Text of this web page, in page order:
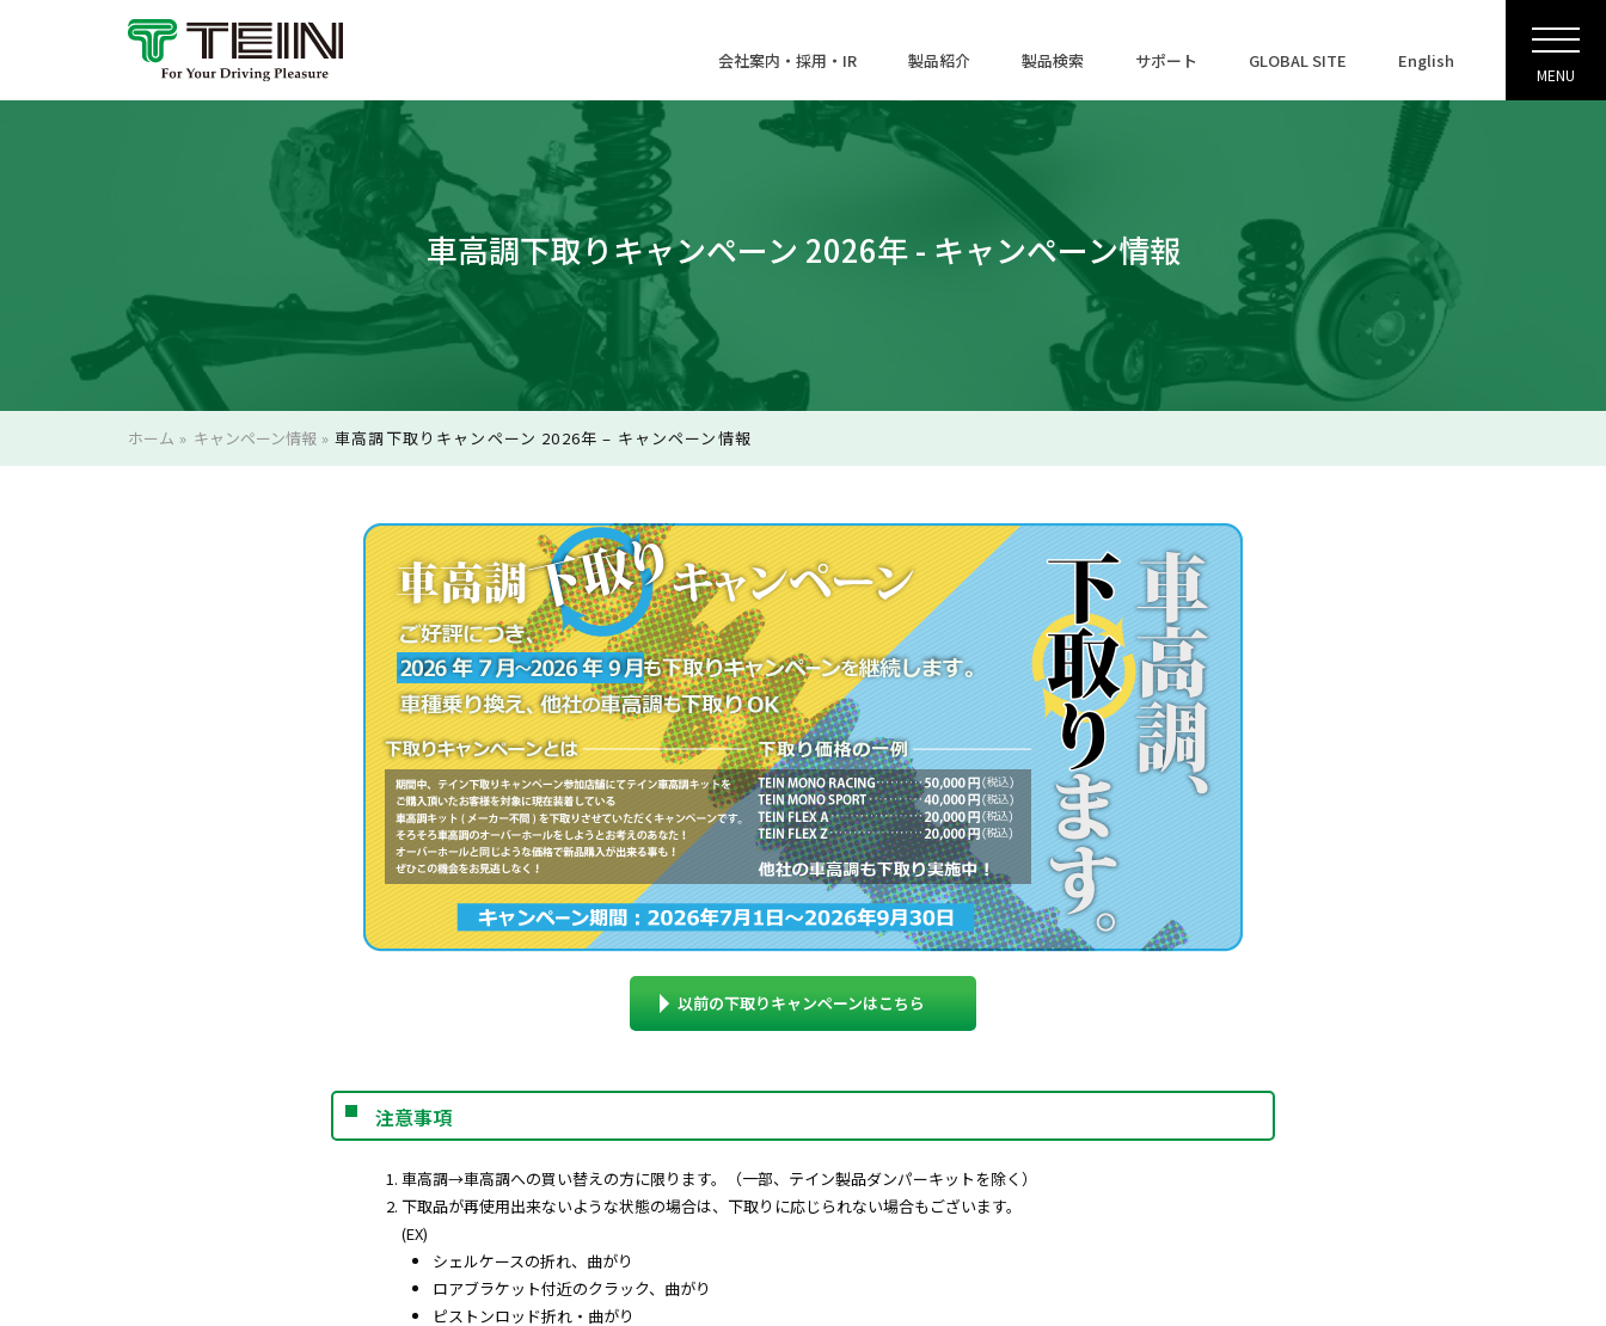
会社案内・採用・IR 製品紹介 製品検索 サポート GLOBAL SITE English
MENU
車高調下取りキャンペーン 2026年 - キャンペーン情報
ホーム » キャンペーン情報»車高調下取りキャンペーン 2026年 – キャンペーン情報
以前の下取りキャンペーンはこちら
注意事項
車高調→車高調への買い替えの方に限ります。（一部、テイン製品ダンパーキットを除く）
下取品が再使用出来ないような状態の場合は、下取りに応じられない場合もございます。
(EX)
シェルケースの折れ、曲がり
ロアブラケット付近のクラック、曲がり
ピストンロッド折れ・曲がり